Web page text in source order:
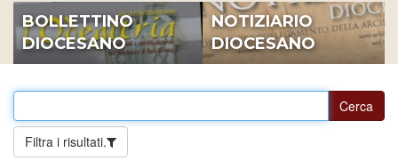
BOLLETTINO
DIOCESANO
NOTIZIARIO
DIOCESANO
Filtra i risultati.